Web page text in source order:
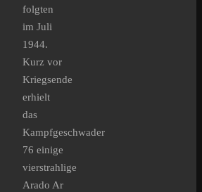
folgten
im Juli
1944.
Kurz vor
Kriegsende
erhielt
das
Kampfgeschwader
76 einige
vierstrahlige
Arado Ar